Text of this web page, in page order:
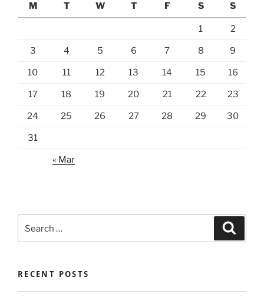
M
T W T F S S
1 2
3 4 5 6 7 8 9
10 11 12 13 14 15 16
17 18 19 20 21 22 23
24 25 26 27 28 29 30
31
« Mar
for:
RECENT POSTS